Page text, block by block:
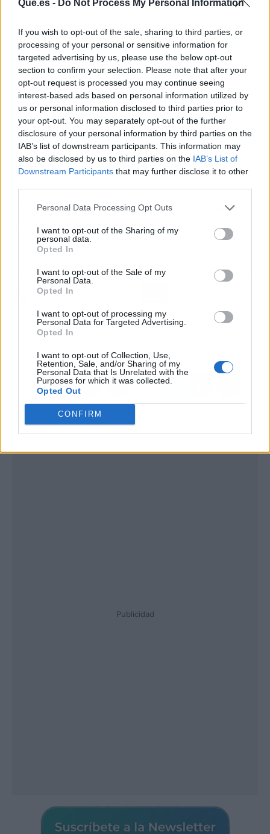
Que.es - Do Not Process My Personal Information
If you wish to opt-out of the sale, sharing to third parties, or
processing of your personal or sensitive information for
targeted advertising by us, please use the below opt-out
section to confirm your selection. Please note that after your
opt-out request is processed you may continue seeing
interest-based ads based on personal information utilized by
us or personal information disclosed to third parties prior to
your opt-out. You may separately opt-out of the further
disclosure of your personal information by third parties on the
IAB’s list of downstream participants. This information may
also be disclosed by us to third parties on the IAB’s List of
Downstream Participants that may further disclose it to other
Personal Data Processing Opt Outs
I want to opt-out of the Sharing of my
personal data.
Opted In
I want to opt-out of the Sale of my
Personal Data.
Opted In
I want to opt-out of processing my
Personal Data for Targeted Advertising.
Opted In
I want to opt-out of Collection, Use,
Retention, Sale, and/or Sharing of my
Personal Data that Is Unrelated with the
Purposes for which it was collected.
Opted Out
CONFIRM
WAH Show: Donde lo que se celebra… se
Artículo anterior
Grabación con drones
publicidad, cine y
proyectos corporativos
Artículo siguiente
compromiso con la
educación británica en
Publicidad